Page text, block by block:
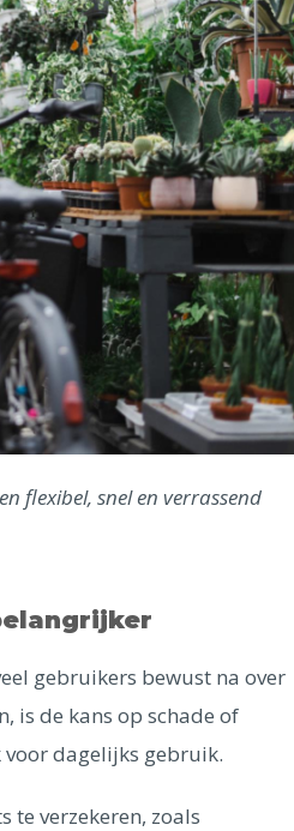
flexibel, snel en verrassend
gebruikers bewust na over
is de kans op schade of
dagelijks gebruik.
te verzekeren, zoals